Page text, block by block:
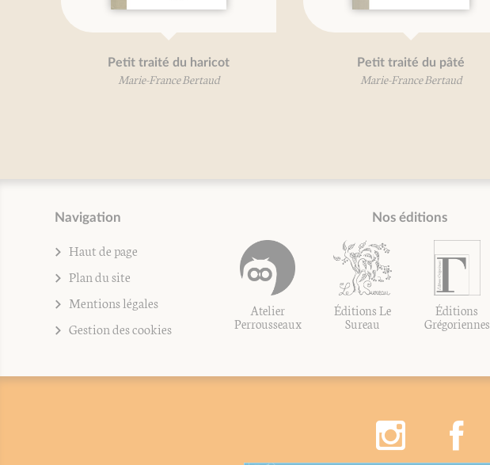
Petit traité du haricot
Marie-France Bertaud
Petit traité du pâté
Marie-France Bertaud
Navigation
Haut de page
Plan du site
Mentions légales
Gestion des cookies
Nos éditions
Atelier
Perrousseaux
Éditions Le
Sureau
Éditions
Grégoriennes